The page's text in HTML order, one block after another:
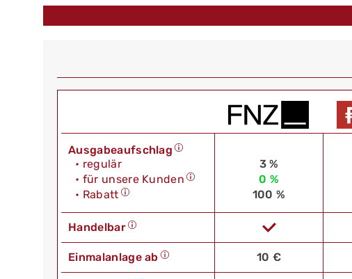
Ausgabeaufschlag
• regulär
3 %
• für unsere Kunden
0 %
• Rabatt
100 %
Handelbar
Einmalanlage ab 10 €